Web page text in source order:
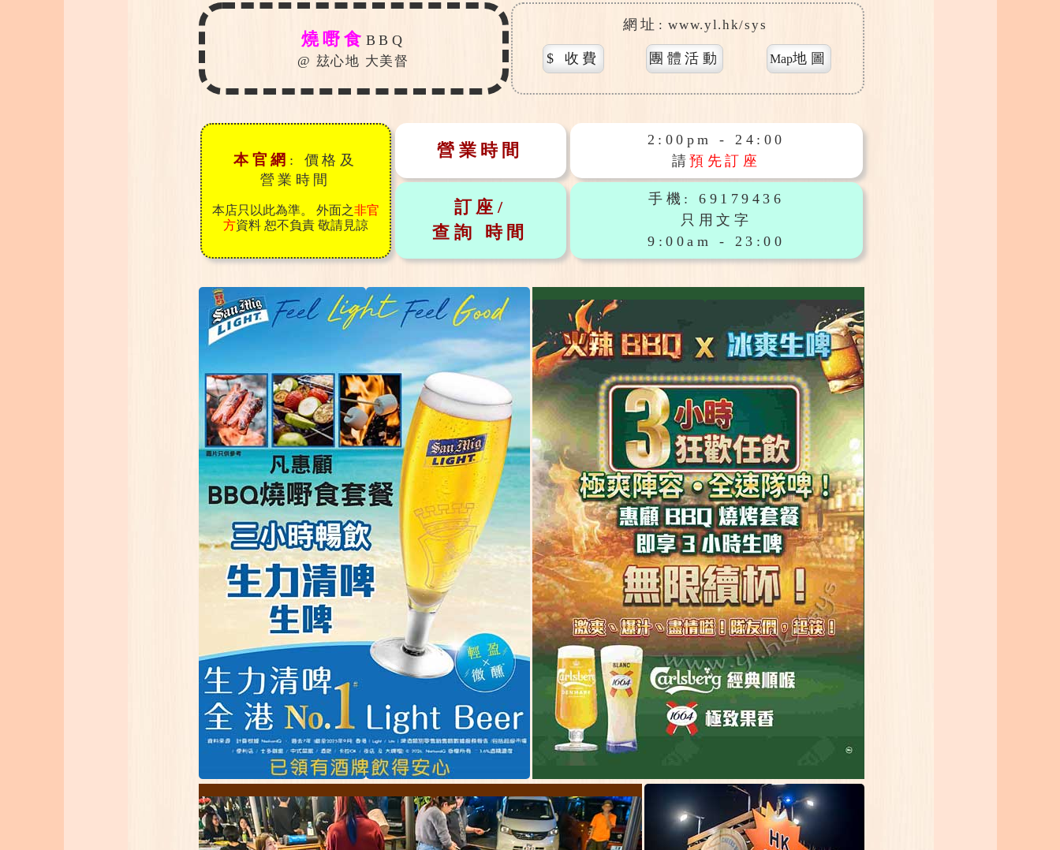
燒嘢食 BBQ
@ 玆心地 大美督
網址 : www.yl.hk/sys
$ 收費 團體 活動 Map地圖
本官網 : 價格及
營業時間
本店只以此為準。 外面之非官
方資料 恕不負責敬請見諒
營業時間
2:00pm - 24:00
請預先訂座
訂座/
查詢 時間
手機: 69179436
只用文字
9:00am - 23:00